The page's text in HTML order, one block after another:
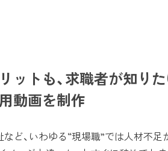
ットも、求職者が知り
動画を制作
など、いわゆる“現場職”では人材不